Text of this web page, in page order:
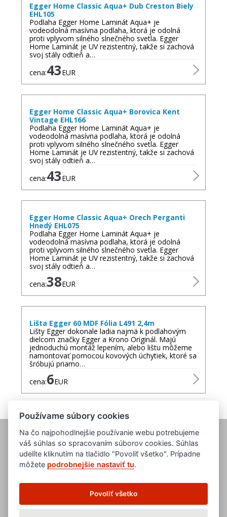
Egger Home Classic Aqua+ Dub Creston Biely
EHL105
Podlaha Egger Home Laminát Aqua+ je
vodeodolná masívna podlaha, ktorá je odolná
proti vplyvom silného slnečného svetla. Egger
Home Laminát je UV rezistentný, takže si zachová
svoj stály odtieň a…
cena:43EUR
Egger Home Classic Aqua+ Borovica Kent
Vintage EHL166
Podlaha Egger Home Laminát Aqua+ je
vodeodolná masívna podlaha, ktorá je odolná
proti vplyvom silného slnečného svetla. Egger
Home Laminát je UV rezistentný, takže si zachová
svoj stály odtieň a…
cena:43EUR
Egger Home Classic Aqua+ Orech Perganti
Hnedý EHL075
Podlaha Egger Home Laminát Aqua+ je
vodeodolná masívna podlaha, ktorá je odolná
proti vplyvom silného slnečného svetla. Egger
Home Laminát je UV rezistentný, takže si zachová
svoj stály odtieň a…
cena:38EUR
Lišta Egger 60 MDF Fólia L491 2,4m
Lišty Egger dokonale ladia najmä k podlahovým
dielcom značky Egger a Krono Originál. Majú
jednoduchú montáž lepením, alebo lištu môžeme
namontovať pomocou kovových úchytiek, ktoré sa
šróbujú priamo…
cena:6EUR
www.edb.cz
www.edb.eu
www.poptavka.net
Používame súbory cookies
Na čo najpohodlnejšie používanie webu potrebujeme
váš súhlas so spracovaním súborov cookies. Súhlas
udelíte kliknutím na tlačidlo "Povoliť všetko". Prípadne
môžete podrobnejšie nastaviť tu.
Povoliť všetko